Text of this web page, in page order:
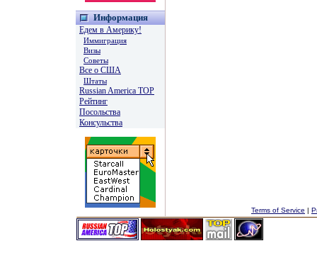
Информация
Едем в Америку!
Иммиграция
Визы
Советы
Все о США
Штаты
Russian America TOP
Рейтинг
Посольства
Консульства
Terms of Service |